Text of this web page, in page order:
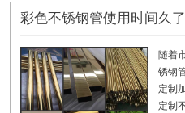
彩色不锈钢管使用时间久
随着
锈钢
定制
定制